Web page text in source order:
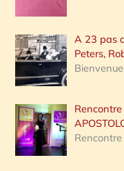
A 23 pas
Peters,